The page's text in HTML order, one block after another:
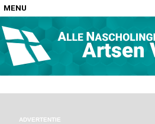
MENU
Home
Nascholingen op locatie (agenda)
ADVERTENTIE